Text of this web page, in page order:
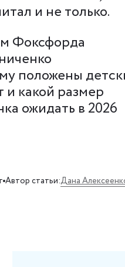
и не только.
Фоксфорда
положены
и какой размер
ожидать в 2026
Автор статьи:Дана